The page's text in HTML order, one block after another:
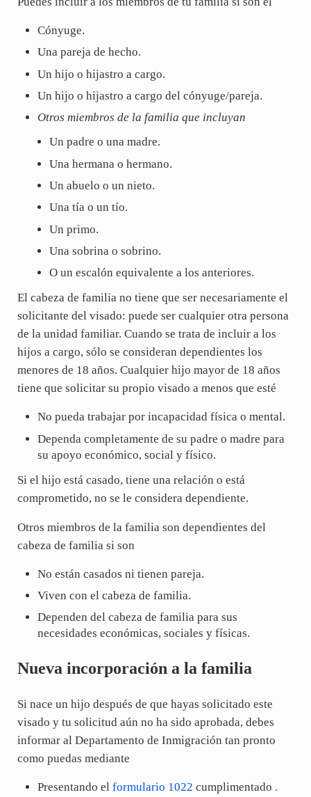
Cónyuge.
Una pareja de hecho.
Un hijo o hijastro a cargo.
Un hijo o hijastro a cargo del cónyuge/pareja.
Otros miembros de la familia que incluyan
Un padre o una madre.
Una hermana o hermano.
Un abuelo o un nieto.
Una tía o un tío.
Un primo.
Una sobrina o sobrino.
O un escalón equivalente a los anteriores.
El cabeza de familia no tiene que ser necesariamente el
solicitante del visado: puede ser cualquier otra persona
de la unidad familiar. Cuando se trata de incluir a los
hijos a cargo, sólo se consideran dependientes los
menores de 18 años. Cualquier hijo mayor de 18 años
tiene que solicitar su propio visado a menos que esté
No pueda trabajar por incapacidad física o mental.
Dependa completamente de su padre o madre para
su apoyo económico, social y físico.
Si el hijo está casado, tiene una relación o está
comprometido, no se le considera dependiente.
Otros miembros de la familia son dependientes del
cabeza de familia si son
No están casados ni tienen pareja.
Viven con el cabeza de familia.
Dependen del cabeza de familia para sus
necesidades económicas, sociales y físicas.
Nueva incorporación a la familia
Si nace un hijo después de que hayas solicitado este
visado y tu solicitud aún no ha sido aprobada, debes
informar al Departamento de Inmigración tan pronto
como puedas mediante
Presentando elformulario 1022 cumplimentado .